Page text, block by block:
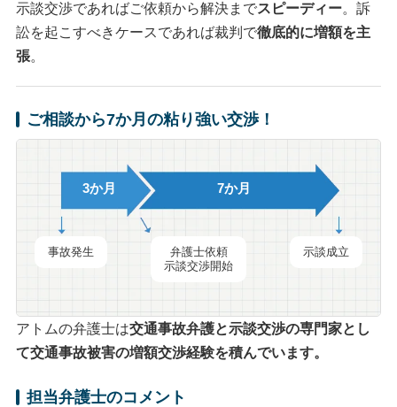
示談交渉であればご依頼から解決までスピーディー。訴
訟を起こすべきケースであれば裁判で徹底的に増額を主
張。
ご相談から7か月の粘り強い交渉！
3か月 7か月
事故発生
弁護士依頼
示談交渉開始
示談成立
アトムの弁護士は交通事故弁護と示談交渉の専門家とし
て交通事故被害の増額交渉経験を積んでいます。
担当弁護士のコメント